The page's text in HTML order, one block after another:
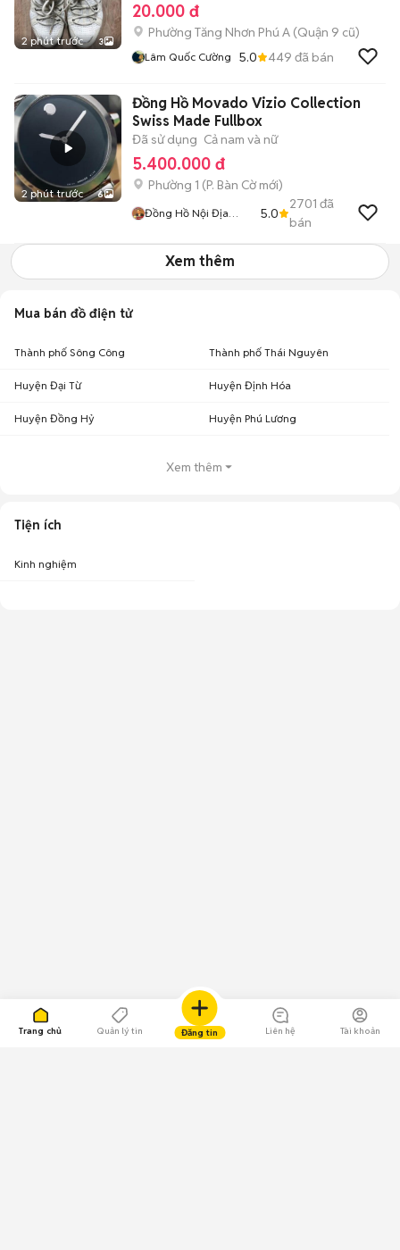
Trang chủ Quản lý tin Đăng tin Liên hệ Tài khoản
2 phút trước 3
20.000 đ
Phường Tăng Nhơn Phú A (Quận 9 cũ)
Lâm Quốc Cường 5.0 449 đã bán
2 phút trước 6
Đồng Hồ Movado Vizio Collection
Swiss Made Fullbox
Đã sử dụng Cả nam và nữ
5.400.000 đ
Phường 1 (P. Bàn Cờmới)
Đồng Hồ Nội Địa
5.0
2701 đã
bán
Xem thêm
Mua bán đồ điện tử
Thành phố Sông Công Thành phố Thái Nguyên
Huyện Đại Từ Huyện Định Hóa
Huyện Đồng Hỷ Huyện Phú Lương
Xem thêm
Tiện ích
Kinh nghiệm